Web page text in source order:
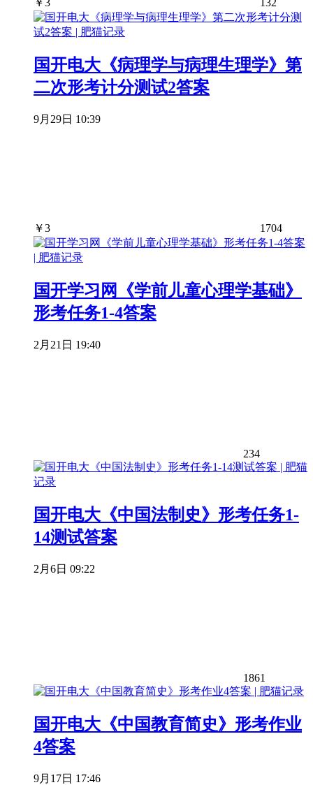
￥ 3 132
国开电大《病理学与病理生理学》第
二次形考计分测试2答案
9月29日 10:39
￥3 1704
国开学习网《学前儿童心理学基础》
形考任务1-4答案
2月21日 19:40
234
国开电大《中国法制史》形考任务1-
14测试答案
2月6日 09:22
1861
国开电大《中国教育简史》形考作业
4答案
9月17日 17:46